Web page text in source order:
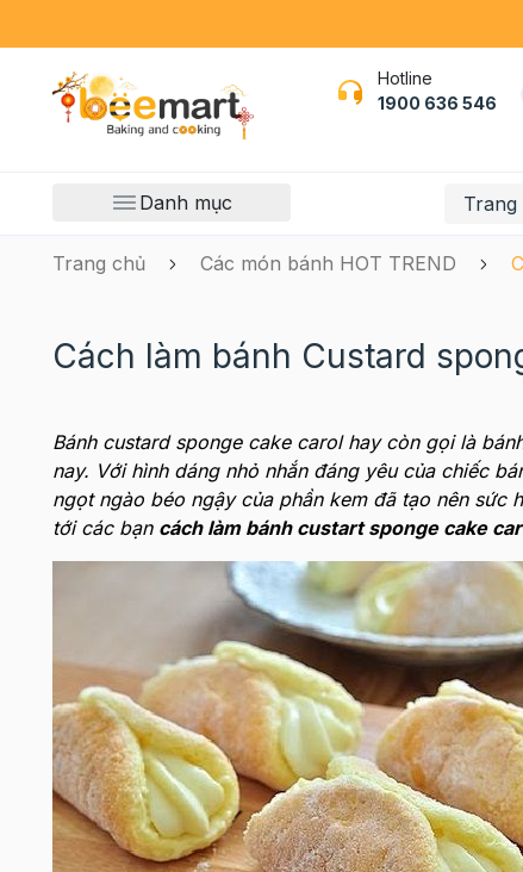
Hotline
1900 636 546
Danh mục Trang
Trang chủ Các món bánh HOT TREND
Cách làm bánh Custard
Bánh custard sponge cake carol hay còn gọi là
nay. Với hình dáng nhỏ nhắn đáng yêu của chiếc
ngọt ngào béo ngậy của phần kem đã tạo nên
tới các bạn cách làm bánh custart sponge cake